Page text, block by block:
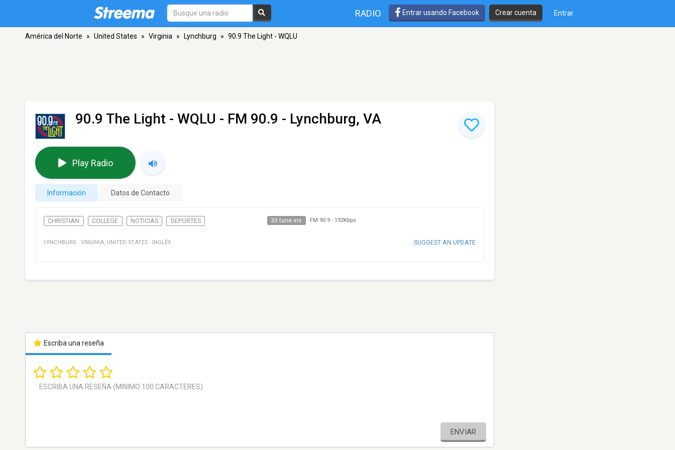
RADIO Entrar usando Facebook Crear cuenta Entrar
América del Norte » United States » Virginia » Lynchburg » 90.9 The Light - WQLU
90.9 The Light - WQLU - FM 90.9 - Lynchburg, VA
Play Radio
Información Datos de Contacto
CHRISTIAN COLLEGE NOTICIAS DEPORTES 30 tune ins FM 90.9- 192Kbps
LYNCHBURG · VIRGINIA, UNITED STATES · INGLÉS SUGGEST AN UPDATE
Escriba una reseña
ENVIAR